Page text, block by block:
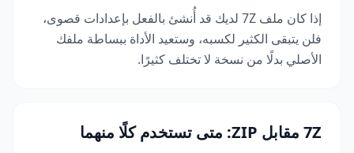
إذا كان ملف 7Z لديك قد أُنشئ بالفعل بإعدادات قصوى،
فلن يتبقى الكثير لكسبه، وستعيد الأداة ببساطة ملفك
الأصلي بدلًا من نسخة لا تختلف كثيرًا.
7Z مقابل ZIP: متى تستخدم كلًا منهما